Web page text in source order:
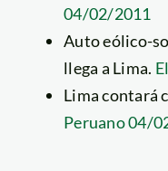
04/02/2011
Auto eólico-
llega a Lima.
Lima contará
Peruano 04/